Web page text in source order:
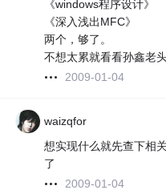
《windows程序设计》
《深入浅出MFC》
两个，够了。
不想太累就看看孙鑫老
2009-01-04
waizqfor
想实现什么就先查下相
了
2009-01-04